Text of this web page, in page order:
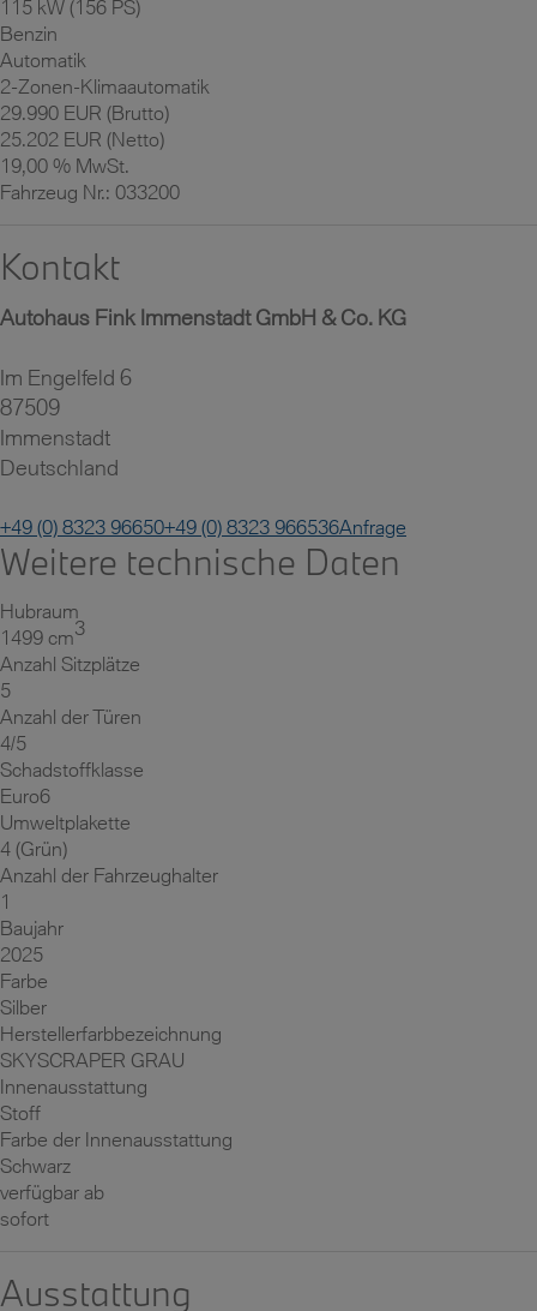
115 kW (156 PS)
Benzin
Automatik
2-Zonen-Klimaautomatik
29.990 EUR (Brutto)
25.202 EUR (Netto)
19,00 % MwSt.
Fahrzeug Nr.: 033200
Kontakt
Autohaus Fink Immenstadt GmbH & Co. KG
Im Engelfeld 6
87509
Immenstadt
Deutschland
+49 (0) 8323 96650+49 (0) 8323 966536Anfrage
Weitere technische Daten
Hubraum
1499 cm3
Anzahl Sitzplätze
5
Anzahl der Türen
4/5
Schadstoffklasse
Euro6
Umweltplakette
4 (Grün)
Anzahl der Fahrzeughalter
1
Baujahr
2025
Farbe
Silber
Herstellerfarbbezeichnung
SKYSCRAPER GRAU
Innenausstattung
Stoff
Farbe der Innenausstattung
Schwarz
verfügbar ab
sofort
Ausstattung